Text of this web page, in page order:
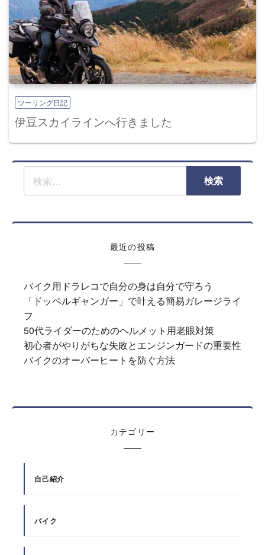
ツーリング日記
伊豆スカイラインへ行きました
最近の投稿
バイク用ドラレコで自分の身は自分で守ろう
「ドッペルギャンガー」で叶える簡易ガレージライ
フ
50代ライダーのためのヘルメット用老眼対策
初心者がやりがちな失敗とエンジンガードの重要性
バイクのオーバーヒートを防ぐ方法
カテゴリー
自己紹介
バイク